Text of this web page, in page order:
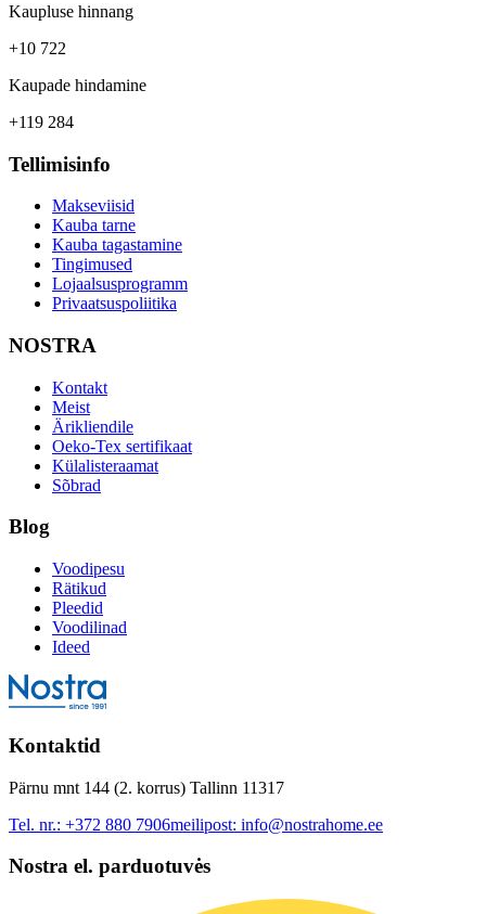
Kaupluse hinnang
+10 722
Kaupade hindamine
+119 284
Tellimisinfo
Makseviisid
Kauba tarne
Kauba tagastamine
Tingimused
Lojaalsusprogramm
Privaatsuspoliitika
NOSTRA
Kontakt
Meist
Ärikliendile
Oeko-Tex sertifikaat
Külalisteraamat
Sõbrad
Blog
Voodipesu
Rätikud
Pleedid
Voodilinad
Ideed
Kontaktid
Pärnu mnt 144 (2. korrus) Tallinn 11317
Tel. nr.: +372 880 7906meilipost: info@nostrahome.ee
Nostra el. parduotuvės